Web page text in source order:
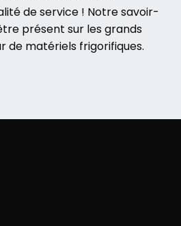
de service ! Notre savoir-
présent sur les grands
de matériels frigorifiques.